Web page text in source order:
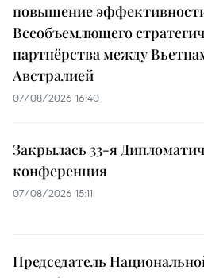
повышение
Всеобъемлющего
партнёрства между
Австралией
07/08/2026 16:40
Закрылась 33-я
конференция
07/08/2026 15:11
Председатель